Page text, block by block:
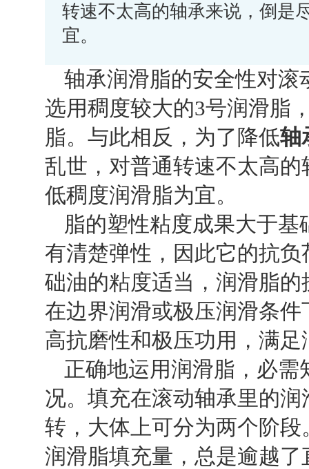
转速不太高的轴承来说，倒是
宜。
轴承润滑脂的安全性对
选用稠度较大的3号润滑脂
脂。与此相反，为了降低轴
乱世，对普通转速不太高
低稠度润滑脂为宜。
脂的塑性粘度成果大于
有清楚弹性，因此它的抗
础油的粘度适当，润滑脂
在边界润滑或极压润滑条
高抗磨性和极压功用，满
正确地运用润滑脂，必
况。填充在滚动轴承里的
转，大体上可分为两个阶
润滑脂填充量，总是逾越